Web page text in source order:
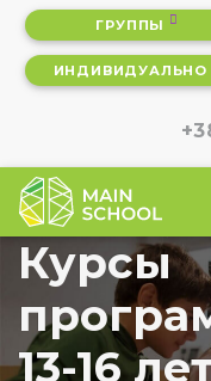
ГРУППЫ
ИНДИВИДУАЛЬНО
Курсы
13-16